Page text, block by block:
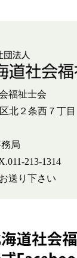
福祉士会
北２条西７丁目
局
213-1314
お送り下さい